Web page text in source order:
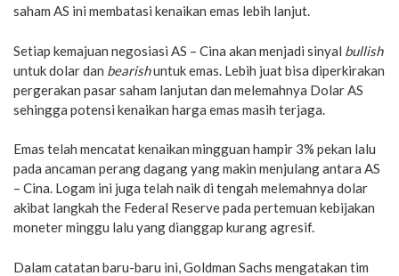
saham AS ini membatasi kenaikan emas lebih lanjut.
Setiap kemajuan negosiasi AS – Cina akan menjadi sinyal bullish
untuk dolar dan bearishuntuk emas. Lebih juat bisa diperkirakan
pergerakan pasar saham lanjutan dan melemahnya Dolar AS
sehingga potensi kenaikan harga emas masih terjaga.
Emas telah mencatat kenaikan mingguan hampir 3% pekan lalu
pada ancaman perang dagang yang makin menjulang antara AS
– Cina. Logam ini juga telah naik di tengah melemahnya dolar
akibat langkah the Federal Reserve pada pertemuan kebijakan
moneter minggu lalu yang dianggap kurang agresif.
Dalam catatan baru-baru ini, Goldman Sachs mengatakan tim